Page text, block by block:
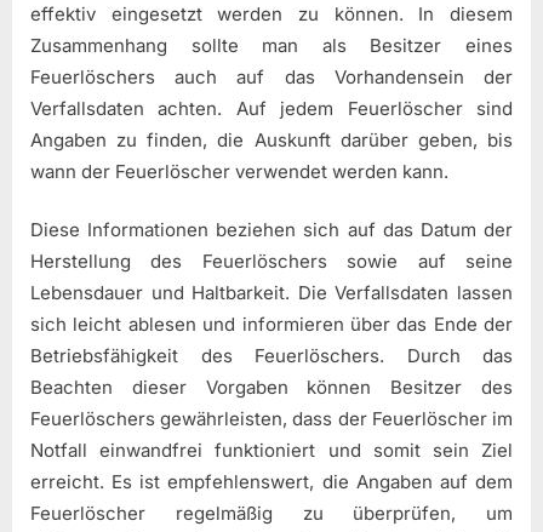
effektiv eingesetzt werden zu können. In diesem
Zusammenhang sollte man als Besitzer eines
Feuerlöschers auch auf das Vorhandensein der
Verfallsdaten achten. Auf jedem Feuerlöscher sind
Angaben zu finden, die Auskunft darüber geben, bis
wann der Feuerlöscher verwendet werden kann.
Diese Informationen beziehen sich auf das Datum der
Herstellung des Feuerlöschers sowie auf seine
Lebensdauer und Haltbarkeit. Die Verfallsdaten lassen
sich leicht ablesen und informieren über das Ende der
Betriebsfähigkeit des Feuerlöschers. Durch das
Beachten dieser Vorgaben können Besitzer des
Feuerlöschers gewährleisten, dass der Feuerlöscher im
Notfall einwandfrei funktioniert und somit sein Ziel
erreicht. Es ist empfehlenswert, die Angaben auf dem
Feuerlöscher regelmäßig zu überprüfen, um